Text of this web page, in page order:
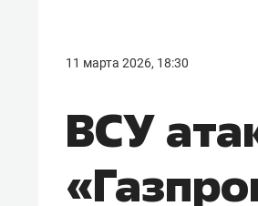
11 марта 2026, 18:30
ВСУ